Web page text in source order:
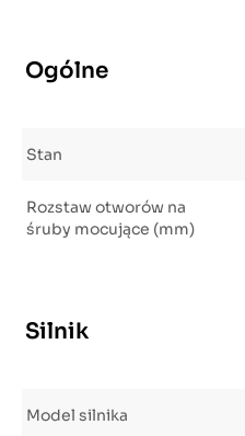
Ogólne
Stan
Rozstaw otworów na
śruby mocujące (mm)
Silnik
Model silnika